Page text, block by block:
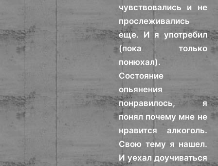
чувствовались и не
прослеживались
еще. И я употребил
(пока только
понюхал).
Состояние
опьянения
понравилось, я
понял почему мне не
нравится алкоголь.
Свою тему я нашел.
И уехал доучиваться